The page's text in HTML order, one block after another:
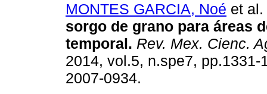
MONTES GARCIA, Noé et al.
sorgo de grano para áreas
temporal. Rev. Mex. Cienc.
2014, vol.5, n.spe7, pp.1331-
2007-0934.